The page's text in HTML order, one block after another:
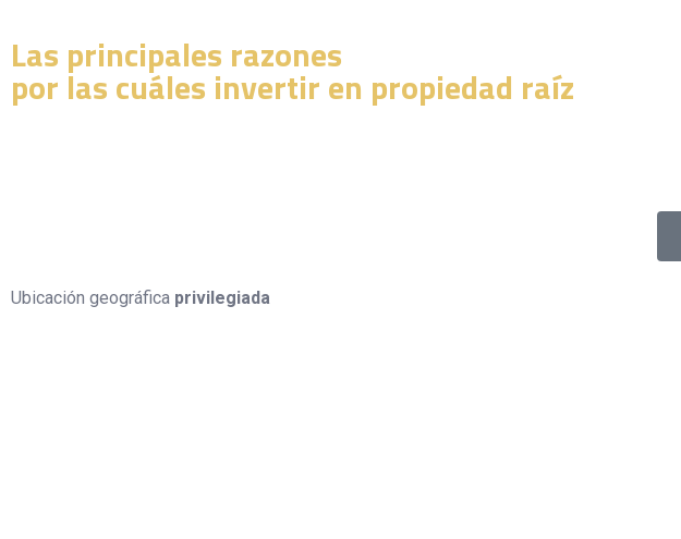
Las principales razones
por las cuáles invertir en propiedad raíz
Ubicación geográfica privilegiada